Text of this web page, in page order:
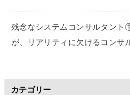
残念なシステムコンサルタント
が、リアリティに欠けるコンサ
カテゴリー